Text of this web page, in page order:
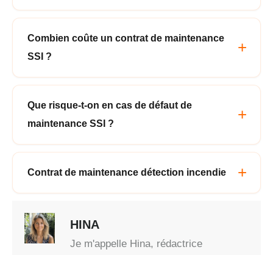
Combien coûte un contrat de maintenance
SSI ?
Que risque-t-on en cas de défaut de
maintenance SSI ?
Contrat de maintenance détection incendie
HINA
Je m'appelle Hina, rédactrice